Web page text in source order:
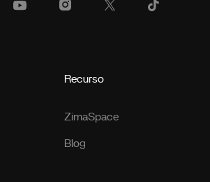
Recurso
ZimaSpace
Blog